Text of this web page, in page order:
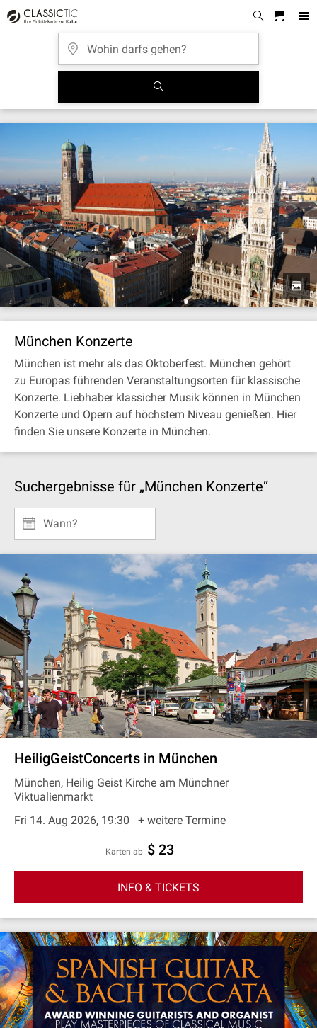
München Konzerte
München ist mehr als das Oktoberfest. München gehört
zu Europas führenden Veranstaltungsorten für klassische
Konzerte. Liebhaber klassicher Musik können in München
Konzerte und Opern auf höchstem Niveau genießen. Hier
finden Sie unsere Konzerte in München.
Suchergebnisse für „München Konzerte“
Wann?
HeiligGeistConcerts in München
München, Heilig Geist Kirche am Münchner
Viktualienmarkt
Fri 14. Aug 2026, 19:30
+ weitere Termine
Karten ab $ 23
INFO & TICKETS